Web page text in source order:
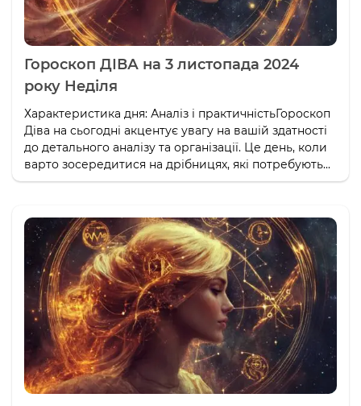
Гороскоп ДІВА на 3 листопада 2024
року Неділя
Характеристика дня: Аналіз і практичністьГороскоп
Діва на сьогодні акцентує увагу на вашій здатності
до детального аналізу та організації. Це день, коли
варто зосередитися на дрібницях, які потребують...